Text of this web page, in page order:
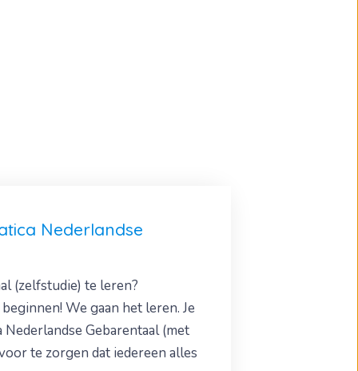
Nederlandse
(zelfstudie) te leren?
We gaan het leren. Je
Gebarentaal (met
te zorgen dat iedereen alles